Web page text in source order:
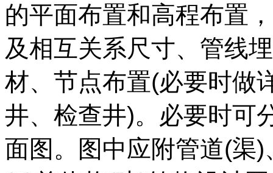
的平面布置和高程布置
及相互关系尺寸、管线
材、节点布置(必要时做
井、检查井)。必要时可
面图。图中应附管道(渠